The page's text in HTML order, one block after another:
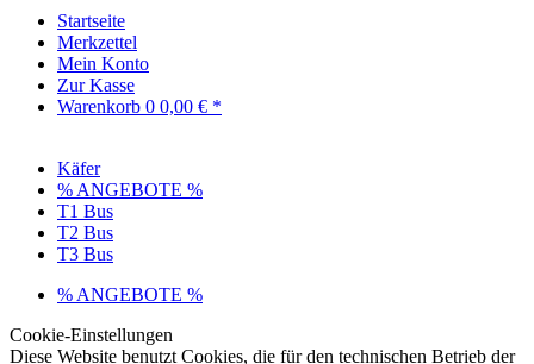
Startseite
Merkzettel
Mein Konto
Zur Kasse
Warenkorb 0 0,00 € *
Käfer
% ANGEBOTE %
T1 Bus
T2 Bus
T3 Bus
% ANGEBOTE %
Cookie-Einstellungen
Diese Website benutzt Cookies, die für den technischen Betrieb der